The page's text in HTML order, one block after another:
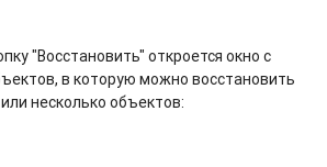
"Восстановить" откроется окно с
в которую можно восстановить
несколько объектов: